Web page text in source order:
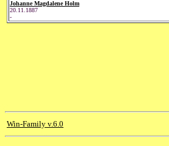
Johanne Magdalene Holm
20.11.1887
-
Win-Family v.6.0